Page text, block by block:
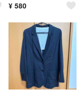
¥ 580